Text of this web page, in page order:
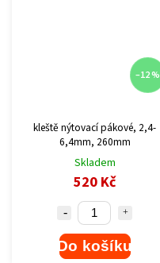
–12 %
kleště nýtovací pákové, 2,4-
6,4mm, 260mm
Skladem
520 Kč
Do košíku